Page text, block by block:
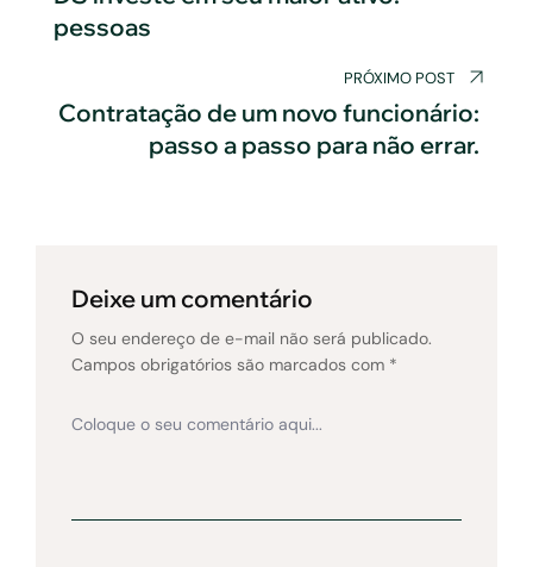
Post
pessoas
PRÓXIMO POST
Contratação de um novo funcionário:
passo a passo para não errar.
Deixe um comentário
O seu endereço de e-mail não será publicado.
Campos obrigatórios são marcados com *